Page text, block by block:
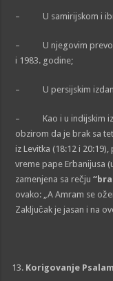
– U samirijskom i
– U njegovim
i 1983. godine;
– U persijskim
– Kao i u indijskim
obzirom da je brak sa
iz Levitka (18:12 i
vreme pape Erbanijusa
zamenjena sa rečju“
ovako: „A Amram se
Zaključak je jasan i na
Korigovanje